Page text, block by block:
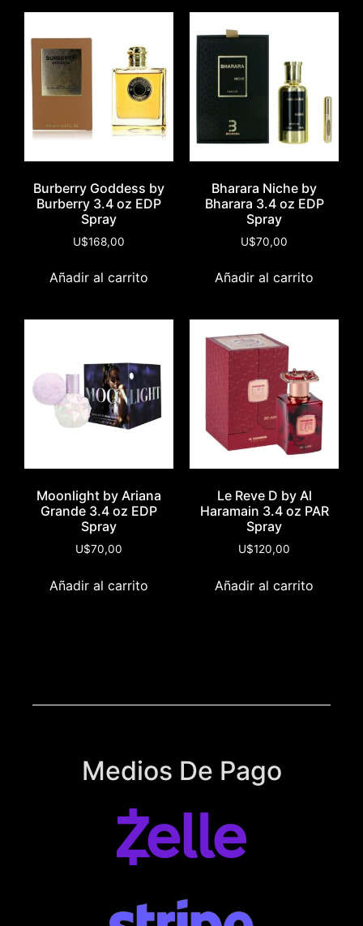
Burberry Goddess by
Burberry 3.4 oz EDP
Spray
U$168,00
Añadir al carrito
Bharara Niche by
Bharara 3.4 oz EDP
Spray
U$70,00
Añadir al carrito
Moonlight by Ariana
Grande 3.4 oz EDP
Spray
U$70,00
Añadir al carrito
Le Reve D by Al
Haramain 3.4 oz PAR
Spray
U$120,00
Añadir al carrito
Medios De Pago